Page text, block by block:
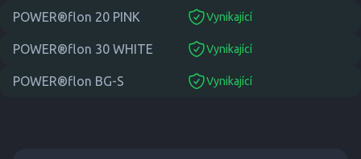
POWER®flon 20 PINK Vynikající
suitable
POWER®flon 30 WHITE Vynikající
suitable
POWER®flon BG-S Vynikající
suitable